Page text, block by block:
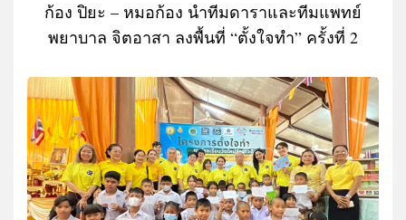
ก้อง ปิยะ – หมอก้อง นำทีมดาราและทีมแพทย์
พยาบาล จิตอาสา ลงพื้นที่ “ตั้งใจทำ” ครั้งที่ 2